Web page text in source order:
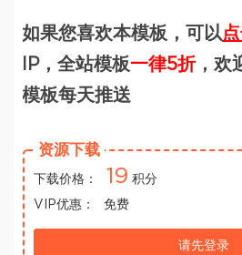
如果您喜欢本模板，可以
IP，全站模板一律5折，欢
模板每天推送
资源下载
下载价格： 19 积分
VIP优惠：
免费
请先登录